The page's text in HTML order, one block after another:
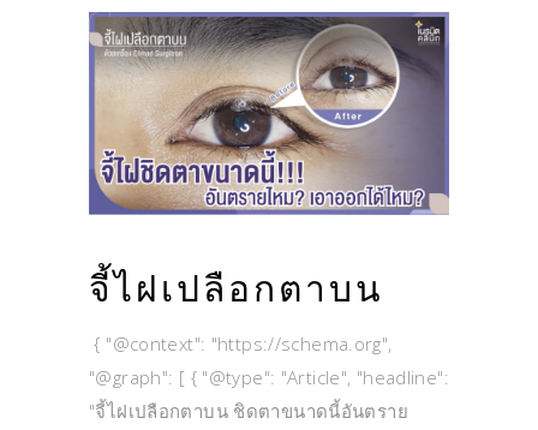
จี้ไฝเปลือกตาบน
{ "@context": "https://schema.org",
"@graph": [ { "@type": "Article", "headline":
"จี้ไฝเปลือกตาบน ชิดตาขนาดนี้อันตราย